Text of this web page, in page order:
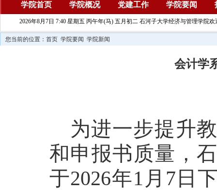
学院首页 学院概况 党建工作 学院要闻
2026年8月7日 7:40 星期五 丙午年(马) 五月初二 石河子大学经济与管理学院欢
您当前的位置： 首页 学院要闻 学院新闻
会计学
为进一步提升
和申报书质量，
于2026年1月7日